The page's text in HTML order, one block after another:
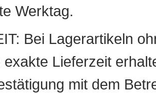
Werktag.
Bei Lagerartikeln
exakte Lieferzeit
mit dem